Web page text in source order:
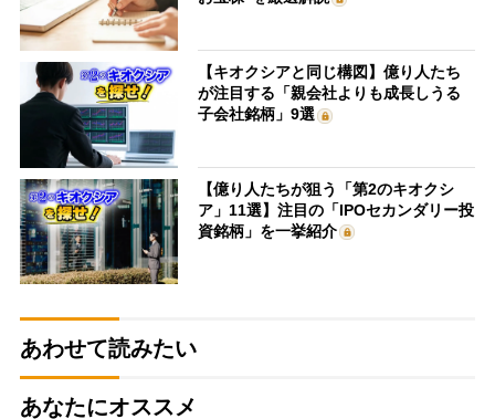
【キオクシアと同じ構図】億り人たち
が注目する「親会社よりも成長しうる
子会社銘柄」9選
【億り人たちが狙う「第2のキオクシ
ア」11選】注目の「IPOセカンダリー投
資銘柄」を一挙紹介
あわせて読みたい
あなたにオススメ